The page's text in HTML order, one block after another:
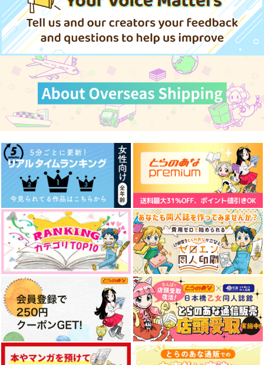
碧棺左馬刻×山田一郎
サンプル
作品詳細
碧棺左馬刻×山田一郎
サンプル
2,860円 （税込）
碧棺左馬刻×山田一郎
サンプル
にんげんちょろいぬ
ももんまんじ
1,100円（税込）
碧棺左馬刻×山田一郎
サンプル
作品詳細
彼方を忘れずにいられ
るでしょう？
fluorite
605円（税込）
山田一郎×碧棺左馬刻
サンプル
作品詳細
□是他、他是□？
キミが創ったボク
865円（税込）
碧棺左馬刻×山田一郎
サンプル
作品詳細
専売 円（税込）
ヒプノシスマイク
碧棺左馬刻×山田一郎
サンプル
カート
専売 円（税込）
碧棺左馬刻×山田一郎
専売 1,572円 （税込）
ヒプノシスマイク
碧棺左馬刻×山田一郎
サンプル
Oops!
サマイチに巻き込まれ
る2・3番手アンソロ
ジー
専売 1,430
ヒプノシスマイク
碧棺左馬刻×山田一郎
サンプル
カート
うさいちdays2 -web
再録本vol.2-
ほしのゆりかご
専売 787円（税込）
ヒプノシスマイク
碧棺左馬刻×山田一郎
サンプル
カート
うさいちdays -web再
録本vol.1-
ほしのゆりかご
専売 787円（税込）
ヒプノシスマイク
碧棺左馬刻×山田一郎
サンプル
カート